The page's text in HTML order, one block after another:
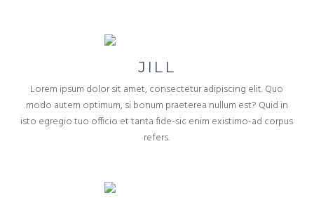
JILL
Lorem ipsum dolor sit amet, consectetur adipiscing elit. Quo
modo autem optimum, si bonum praeterea nullum est? Quid in
isto egregio tuo officio et tanta fide-sic enim existimo-ad corpus
refers.